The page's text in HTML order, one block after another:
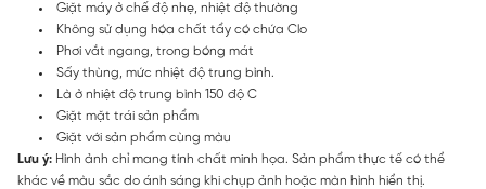
Giặt máy ở chế độ nhẹ, nhiệt độ thường
Không sử dụng hóa chất tẩy có chứa Clo
Phơi vắt ngang, trong bóng mát
Sấy thùng, mức nhiệt độ trung bình.
Là ở nhiệt độ trung bình 150 độ C
Giặt mặt trái sản phẩm
Giặt với sản phẩm cùng màu
Lưu ý: Hình ảnh chỉ mang tính chất minh họa. Sản phẩm thực tế có thể
khác về màu sắc do ánh sáng khi chụp ảnh hoặc màn hình hiển thị.